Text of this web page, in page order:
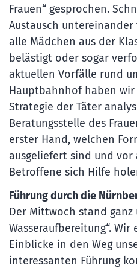
Frauen“ gesprochen.
Austausch
alle Mädchen aus der
belästigt oder sogar
aktuellen Vorfälle rund
Hauptbahnhof haben
Strategie der Täter
Beratungsstelle des
erster Hand, welchen
ausgeliefert sind und vor
Betroffene sich Hilfe
Führung durch die
Der Mittwoch stand
Wasseraufbereitung“.
Einblicke in den Weg
interessanten Führung